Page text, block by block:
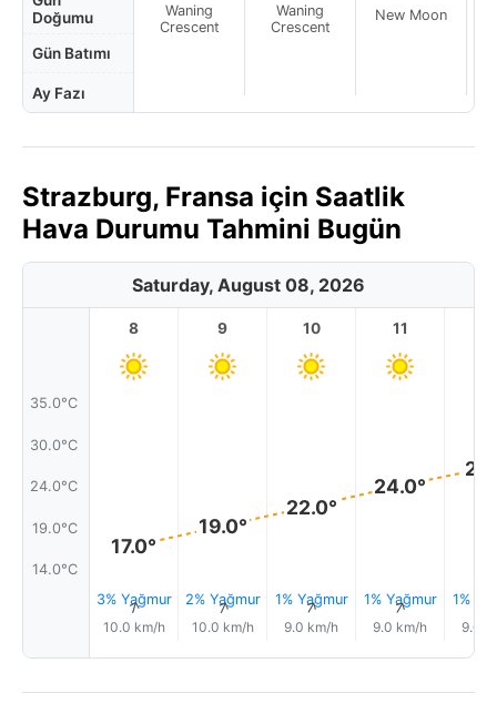
Doğumu
Gün Batımı
Ay Fazı
Waning
Crescent
Waning
Crescent
New Moon
Strazburg, Fransa için Saatlik
Hava Durumu Tahmini Bugün
Saturday, August 08, 2026
35.0°C
30.0°C
24.0°C
19.0°C
14.0°C
8
17.0°
3% Yağmur
↑
10.0 km/h
9
19.0°
2% Yağmur
↑
10.0 km/h
10
22.0°
1% Yağmur
↑
9.0 km/h
11
24.0°
1% Yağmur
↑
9.0 km/h
1%
9.0